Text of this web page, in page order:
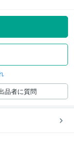
品者に質問